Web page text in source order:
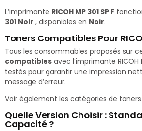
L’imprimante RICOH MP 301 SP F
301 Noir , disponibles en Noir.
Toners Compatibles Pour
Tous les consommables proposés sur
compatibles avec l’imprimante RICOH
testés pour garantir une impression
message d’erreur.
Voir également les catégories de
Quelle Version Choisir :
Capacité ?